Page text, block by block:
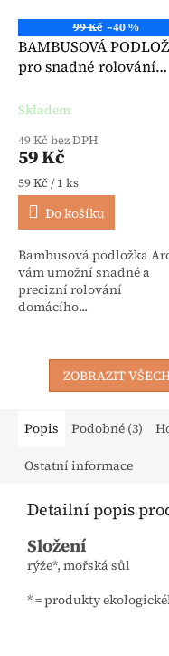
99 Kč –40 %
BAMBUSOVÁ
pro snadné rolování
Skladem
49 Kč bez DPH
59 Kč
Měrná cena:
59 Kč / 1 ks
Do košíku
Bambusová podložka
vám umožní snadné a
precizní rolování
domácího...
ZOBRAZIT
Popis Podobné (3)
Ostatní informace
Detailní popis
Složení
rýže*, mořská sůl
* = produkty